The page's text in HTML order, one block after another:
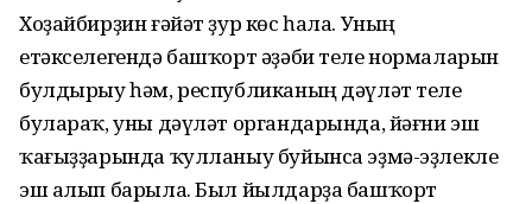
Хоҙайбирҙин ғәйәт ҙур көс һала. Уның
етәкселегендә башҡорт әҙәби теле нормаларын
булдырыу һәм, республиканың дәүләт теле
булараҡ, уны дәүләт органдарында, йәғни эш
ҡағыҙҙарында ҡулланыу буйынса эҙмә-эҙлекле
эш алып барыла. Был йылдарҙа башҡорт